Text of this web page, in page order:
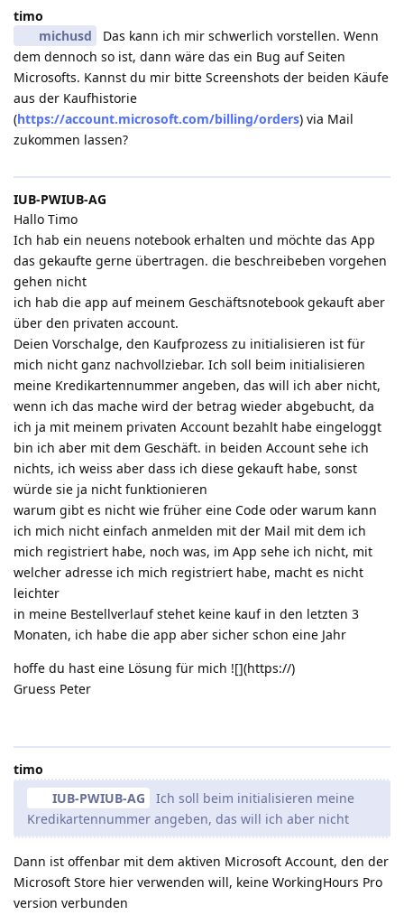
timo
michusd
Das kann ich mir schwerlich vorstellen. Wenn
dem dennoch so ist, dann wäre das ein Bug auf Seiten
Microsofts. Kannst du mir bitte Screenshots der beiden Käufe
aus der Kaufhistorie
(https://account.microsoft.com/billing/orders) via Mail
zukommen lassen?
IUB-PWIUB-AG
Hallo Timo
Ich hab ein neuens notebook erhalten und möchte das App
das gekaufte gerne übertragen. die beschreibeben vorgehen
gehen nicht
ich hab die app auf meinem Geschäftsnotebook gekauft aber
über den privaten account.
Deien Vorschalge, den Kaufprozess zu initialisieren ist für
mich nicht ganz nachvollziebar. Ich soll beim initialisieren
meine Kredikartennummer angeben, das will ich aber nicht,
wenn ich das mache wird der betrag wieder abgebucht, da
ich ja mit meinem privaten Account bezahlt habe eingeloggt
bin ich aber mit dem Geschäft. in beiden Account sehe ich
nichts, ich weiss aber dass ich diese gekauft habe, sonst
würde sie ja nicht funktionieren
warum gibt es nicht wie früher eine Code oder warum kann
ich mich nicht einfach anmelden mit der Mail mit dem ich
mich registriert habe, noch was, im App sehe ich nicht, mit
welcher adresse ich mich registriert habe, macht es nicht
leichter
in meine Bestellverlauf stehet keine kauf in den letzten 3
Monaten, ich habe die app aber sicher schon eine Jahr
hoffe du hast eine Lösung für mich ![](https://)
Gruess Peter
timo
IUB-PWIUB-AG
Ich soll beim initialisieren meine
Kredikartennummer angeben, das will ich aber nicht
Dann ist offenbar mit dem aktiven Microsoft Account, den der
Microsoft Store hier verwenden will, keine WorkingHours Pro
version verbunden